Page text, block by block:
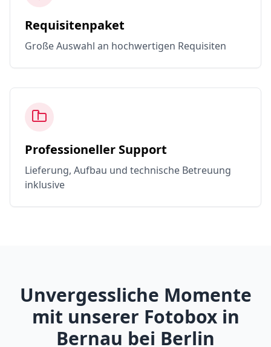
Requisitenpaket
Große Auswahl an hochwertigen Requisiten
Professioneller Support
Lieferung, Aufbau und technische Betreuung
inklusive
Unvergessliche Momente
mit unserer Fotobox in
Bernau bei Berlin